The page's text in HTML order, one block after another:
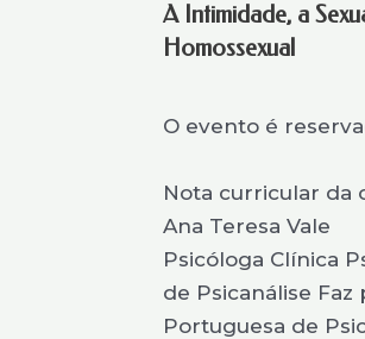
A Intimidade, a
Homossexual
O evento é
Nota curricular da
Ana Teresa Vale
Psicóloga Clínica
de Psicanálise
Portuguesa de